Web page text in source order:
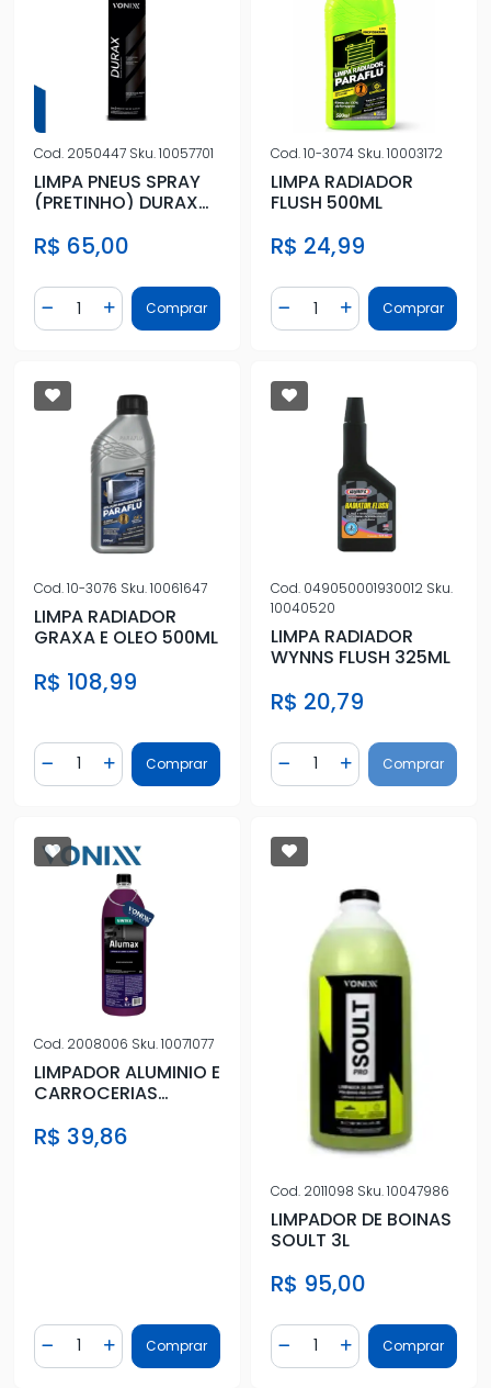
Cod. 2050447 Sku.10057701
LIMPA PNEUS SPRAY
(PRETINHO) DURAX
R$ 65,00
Diminuir Quantidade
Quantidade
Adicionar Quantidade
Comprar
Cod.10-3074 Sku.10003172
LIMPA RADIADOR
FLUSH 500ML
R$ 24,99
Diminuir Quantidade
Quantidade
AdicionarComprar
Cod.10-3076 Sku.10061647
LIMPA RADIADOR
GRAXA E OLEO 500ML
R$ 108,99
Diminuir Quantidade
Quantidade
Adicionar Quantidade
Comprar
Cod. 049050001930012 Sku.
10040520
LIMPA RADIADOR
WYNNS FLUSH 325ML
R$ 20,79
Diminuir Quantidade
Quantidade
AdicionarComprar
Cod. 2008006 Sku.10071077
LIMPADOR ALUMINIO E
CARROCERIAS
R$ 39,86
Diminuir Quantidade
Quantidade
Adicionar Quantidade
Comprar
Cod. 2011098 Sku.10047986
LIMPADOR DE BOINAS
SOULT 3L
R$ 95,00
Diminuir Quantidade
Quantidade
AdicionarComprar